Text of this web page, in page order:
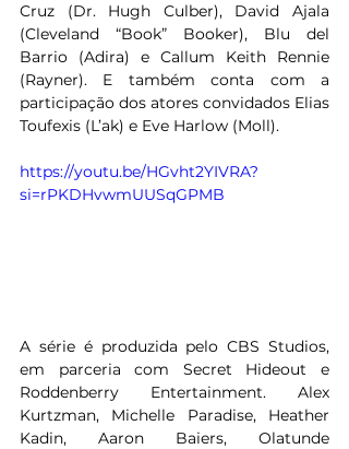
Cruz (Dr. Hugh Culber), David Ajala
(Cleveland “Book” Booker), Blu del
Barrio (Adira) e Callum Keith Rennie
(Rayner). E também conta com a
participação dos atores convidados Elias
Toufexis (L’ak) e Eve Harlow (Moll).
https://youtu.be/HGvht2YIVRA?
si=rPKDHvwmUUSqGPMB
A série é produzida pelo CBS Studios,
em parceria com Secret Hideout e
Roddenberry Entertainment. Alex
Kurtzman, Michelle Paradise, Heather
Kadin, Aaron Baiers, Olatunde